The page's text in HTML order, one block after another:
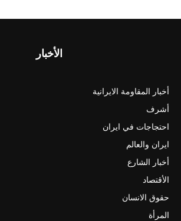
الأخبار
أخبار المقاومة الايرانية
أشرف
احتجاجات في ايران
ايران والعالم
أخبار الشارع
الأقتصاد
حقوق الانسان
المرأة